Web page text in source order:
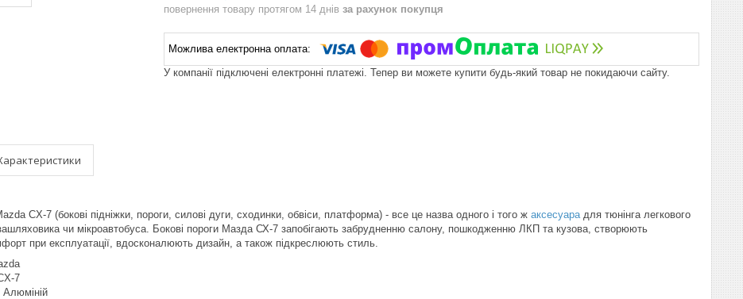
повернення товару протягом 14 днів за рахунок покупця
У компанії підключені електронні платежі. Тепер ви можете купити будь-який товар не покидаючи сайту.
CX-7 (бокові підніжки, пороги, силові дуги, сходинки, обвіси, платформа) - все це назва одного і того ж аксесуарадля тюнінга легкового
чи мікроавтобуса. Бокові пороги Мазда СХ-7 запобігають забрудненню салону, пошкодженню ЛКП та кузова, створюють
при експлуатації, вдосконалюють дизайн, а також підкреслюють стиль.
7
Алюміній